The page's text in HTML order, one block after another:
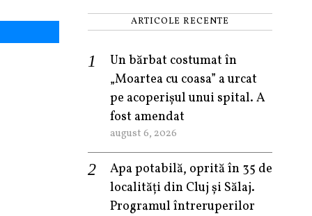
ARTICOLE RECENTE
Un bărbat costumat în
„Moartea cu coasa” a urcat
pe acoperișul unui spital. A
fost amendat
august 6, 2026
Apa potabilă, oprită în 35 de
localități din Cluj și Sălaj.
Programul întreruperilor